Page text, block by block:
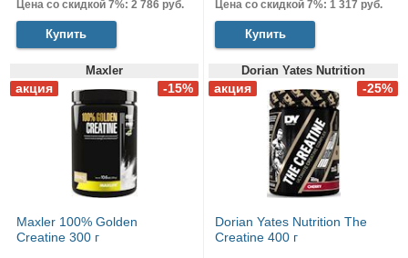
Цена со скидкой 7%: 2 786 руб.
Купить
Цена со скидкой 7%: 1 317 руб.
Купить
Maxler
Maxler 100% Golden
Creatine 300 г
Dorian Yates Nutrition
Dorian Yates Nutrition The
Creatine 400 г